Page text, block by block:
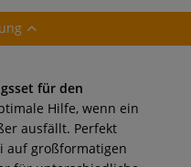
für den
Hilfe, wenn ein
ausfällt. Perfekt
auf großformatigen